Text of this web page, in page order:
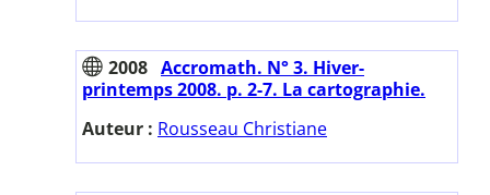
2008 Accromath. N° 3. Hiver-
printemps 2008. p. 2-7. La cartographie.
Auteur : Rousseau Christiane